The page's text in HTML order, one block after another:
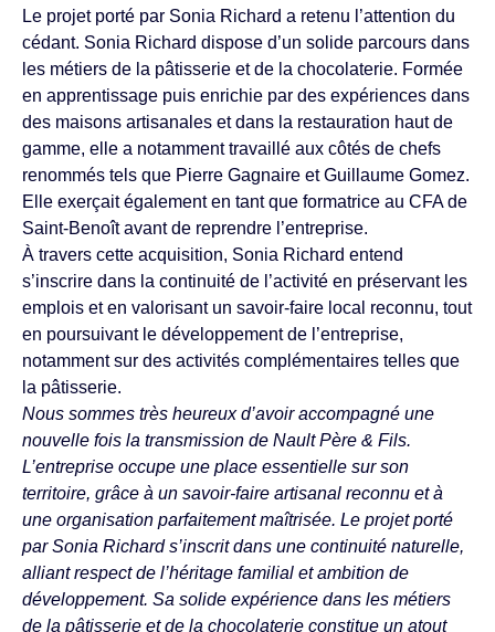
Le projet porté par Sonia Richard a retenu l’attention du
cédant. Sonia Richard dispose d’un solide parcours dans
les métiers de la pâtisserie et de la chocolaterie. Formée
en apprentissage puis enrichie par des expériences dans
des maisons artisanales et dans la restauration haut de
gamme, elle a notamment travaillé aux côtés de chefs
renommés tels que Pierre Gagnaire et Guillaume Gomez.
Elle exerçait également en tant que formatrice au CFA de
Saint-Benoît avant de reprendre l’entreprise.
À travers cette acquisition, Sonia Richard entend
s’inscrire dans la continuité de l’activité en préservant les
emplois et en valorisant un savoir-faire local reconnu, tout
en poursuivant le développement de l’entreprise,
notamment sur des activités complémentaires telles que
la pâtisserie.
Nous sommes très heureux d’avoir accompagné une
nouvelle fois la transmission de Nault Père & Fils.
L’entreprise occupe une place essentielle sur son
territoire, grâce à un savoir‑faire artisanal reconnu et à
une organisation parfaitement maîtrisée. Le projet porté
par Sonia Richard s’inscrit dans une continuité naturelle,
alliant respect de l’héritage familial et ambition de
développement. Sa solide expérience dans les métiers
de la pâtisserie et de la chocolaterie constitue un atout